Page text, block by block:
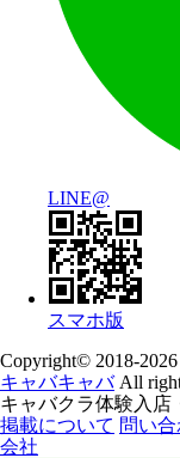
LINE@
スマホ版
Copyright© 2018-2026
キャバキャバAll
キャバクラ体験入店
掲載について 問い
会社